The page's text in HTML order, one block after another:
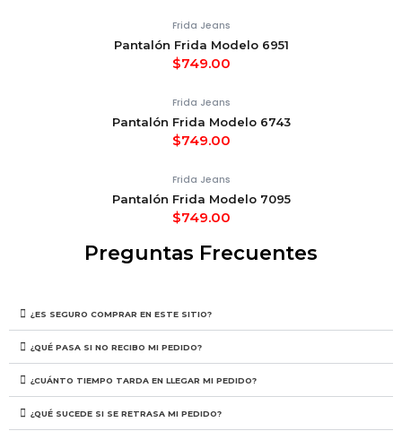
Frida Jeans
Pantalón Frida Modelo 6951
$749.00
Frida Jeans
Pantalón Frida Modelo 6743
$749.00
Frida Jeans
Pantalón Frida Modelo 7095
$749.00
Preguntas Frecuentes
¿ES SEGURO COMPRAR EN ESTE SITIO?
¿QUÉ PASA SI NO RECIBO MI PEDIDO?
¿CUÁNTO TIEMPO TARDA EN LLEGAR MI PEDIDO?
¿QUÉ SUCEDE SI SE RETRASA MI PEDIDO?